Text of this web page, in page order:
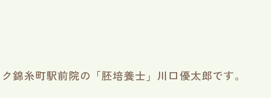
錦糸町駅前院の「胚培養士」川口優太郎です。